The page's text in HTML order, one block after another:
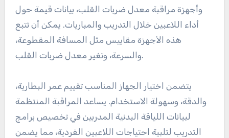
وأجهزة مراقبة معدل ضربات القلب، بيانات قيمة حول
أداء اللاعبين خلال التدريب والمباريات. يمكن أن تتبع
هذه الأجهزة مقاييس مثل المسافة المقطوعة،
والسرعة، وتغير معدل ضربات القلب.
يتضمن اختيار الجهاز المناسب تقييم عمر البطارية،
والدقة، وسهولة الاستخدام. يساعد المراقبة المنتظمة
لبيانات اللياقة البدنية المدربين في تخصيص برامج
التدريب لتلبية احتياجات اللاعبين الفردية، مما يضمن